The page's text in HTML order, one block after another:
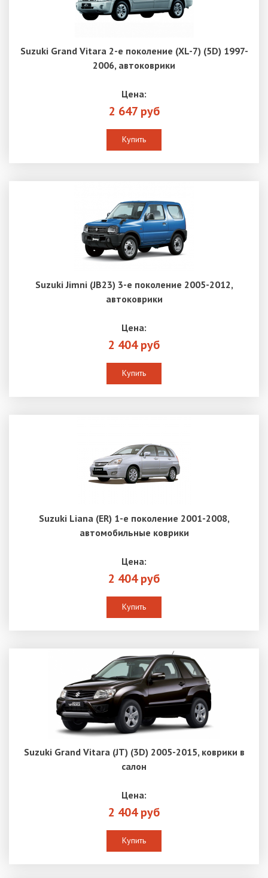
Suzuki Grand Vitara 2-е поколение (XL-7) (5D) 1997-
2006, автоковрики
Цена:
2 647 руб
Купить
Suzuki Jimni (JB23) 3-е поколение 2005-2012,
автоковрики
Цена:
2 404 руб
Купить
Suzuki Liana (ER) 1-е поколение 2001-2008,
автомобильные коврики
Цена:
2 404 руб
Купить
Suzuki Grand Vitara (JT) (3D) 2005-2015, коврики в
салон
Цена:
2 404 руб
Купить